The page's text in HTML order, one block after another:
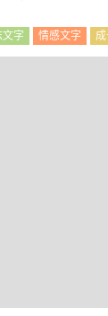
文字 情感文字